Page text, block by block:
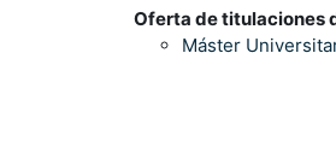
Oferta de titulaciones
Máster